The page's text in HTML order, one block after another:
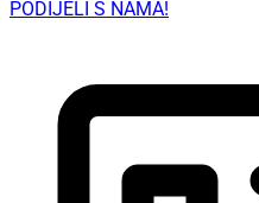
PODIJELI S NAMA!